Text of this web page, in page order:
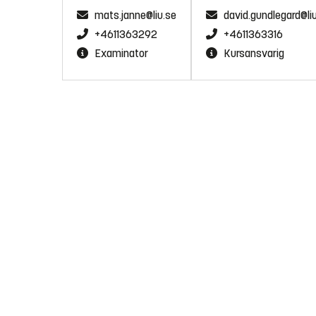
mats.janne@liu.se
+4611363292
Examinator
+4611363316
Kursansvarig